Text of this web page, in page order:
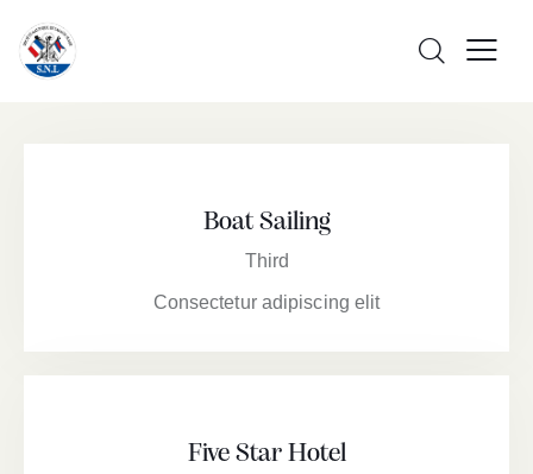
Boat Sailing
Third
Consectetur adipiscing elit
Five Star Hotel